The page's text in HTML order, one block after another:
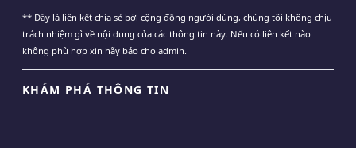
** Đây là liên kết chia sẻ bới cộng đồng người dùng, chúng tôi không chịu
trách nhiệm gì về nội dung của các thông tin này. Nếu có liên kết nào
không phù hợp xin hãy báo cho admin.
KHÁM PHÁ THÔNG TIN